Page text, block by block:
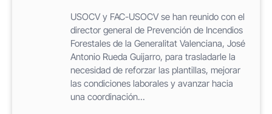
USOCV y FAC-USOCV se han reunido con el
director general de Prevención de Incendios
Forestales de la Generalitat Valenciana, José
Antonio Rueda Guijarro, para trasladarle la
necesidad de reforzar las plantillas, mejorar
las condiciones laborales y avanzar hacia
una coordinación...